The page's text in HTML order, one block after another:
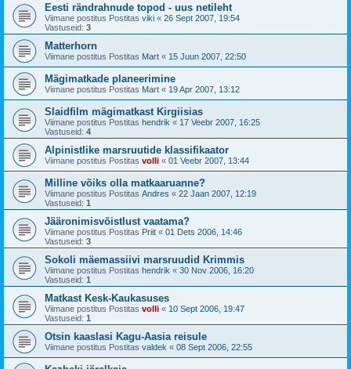
Eesti rändrahnude topod - uus netileht
Viimane postitus Postitas viki « 26 Sept 2007, 19:54
Vastuseid: 3
Matterhorn
Viimane postitus Postitas Mart « 15 Juun 2007, 22:50
Mägimatkade planeerimine
Viimane postitus Postitas Mart « 19 Apr 2007, 13:12
Slaidfilm mägimatkast Kirgiisias
Viimane postitus Postitas hendrik « 17 Veebr 2007, 16:25
Vastuseid: 4
Alpinistlike marsruutide klassifikaator
Viimane postitus Postitas volli « 01 Veebr 2007, 13:44
Milline võiks olla matkaaruanne?
Viimane postitus Postitas Andres « 22 Jaan 2007, 12:19
Vastuseid: 1
Jääronimisvõistlust vaatama?
Viimane postitus Postitas Priit « 01 Dets 2006, 14:46
Vastuseid: 3
Sokoli mäemassiivi marsruudid Krimmis
Viimane postitus Postitas hendrik « 30 Nov 2006, 16:20
Vastuseid: 1
Matkast Kesk-Kaukasuses
Viimane postitus Postitas volli « 10 Sept 2006, 19:47
Vastuseid: 1
Otsin kaaslasi Kagu-Aasia reisule
Viimane postitus Postitas valdek « 08 Sept 2006, 22:55